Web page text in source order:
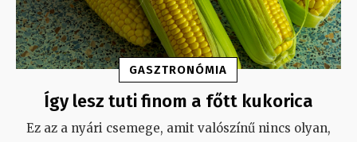
GASZTRONÓMIA
Így lesz tuti finom a főtt kukorica
Ez az a nyári csemege, amit valószínű nincs olyan,